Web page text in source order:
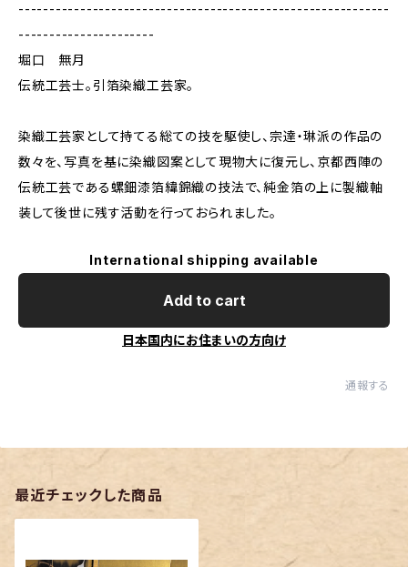
------------------------------------------------------------
----------------------
堀口 無月
伝統工芸士。引箔染織工芸家。
染織工芸家として持てる総ての技を駆使し、宗達・琳派の作品の
数々を、写真を基に染織図案として現物大に復元し、京都西陣の
伝統工芸である螺鈿漆箔緯錦織の技法で、純金箔の上に製織軸
装して後世に残す活動を行っておられました。
International shipping available
Add to cart
日本国内にお住まいの方向け
通報する
最近チェックした商品